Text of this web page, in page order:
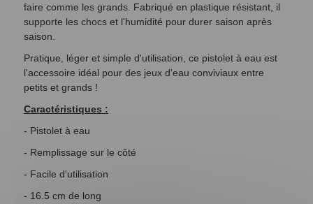
faire comme les grands. Fabriqué en plastique résistant, il
supporte les chocs et l'humidité pour durer saison après
saison.
Pratique, léger et simple d'utilisation, ce pistolet à eau est
l'accessoire idéal pour des jeux d'eau conviviaux entre
petits et grands !
Caractéristiques :
- Pistolet à eau
- Remplissage sur le côté
- Facile d'utilisation
- 16.5 cm de long